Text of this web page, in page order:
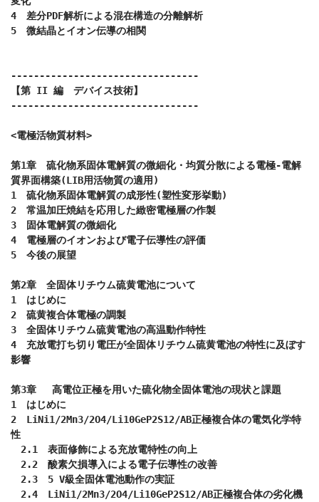
4　差分PDF解析による混在構造の分離解析
5　微結晶とイオン伝導の相関
---------------------------------
【第 II 編　デバイス技術】
---------------------------------
<電極活物質材料>
第1章　硫化物系固体電解質の微細化・均質分散による電極-電解
質界面構築(LIB用活物質の適用)
1　硫化物系固体電解質の成形性(塑性変形挙動)
2　常温加圧焼結を応用した緻密電極層の作製
3　固体電解質の微細化
4　電極層のイオンおよび電子伝導性の評価
5　今後の展望
第2章　全固体リチウム硫黄電池について
1　はじめに
2　硫黄複合体電極の調製
3　全固体リチウム硫黄電池の高温動作特性
4　充放電打ち切り電圧が全固体リチウム硫黄電池の特性に及ぼす
影響
第3章　 高電位正極を用いた硫化物全固体電池の現状と課題
1　はじめに
2　LiNi1/2Mn3/2O4/Li10GeP2S12/AB正極複合体の電気化学特
性
2.1　表面修飾による充放電特性の向上
2.2　酸素欠損導入による電子伝導性の改善
2.3　5 V級全固体電池動作の実証
2.4　LiNi1/2Mn3/2O4/Li10GeP2S12/AB正極複合体の劣化機